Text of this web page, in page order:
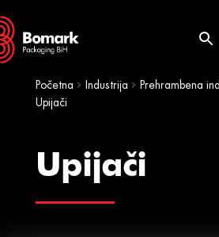
Skip
to
navigation
Skip
to
content
Početna Industrija Prehrambena
Upijači
Upijači